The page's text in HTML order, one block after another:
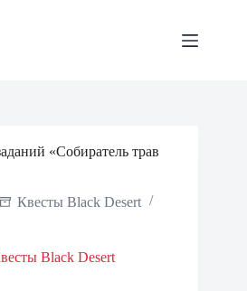
«Собиратель трав
Квесты Black Desert
Black Desert